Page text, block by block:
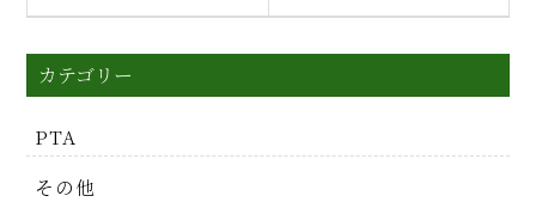
カテゴリー
PTA
その他